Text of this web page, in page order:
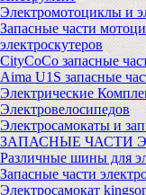
Электромотоциклы и
Запасные части
электроскутеров
CityCoCo запасные
Aima U1S запасные
Электрические
Электровелосипедов
Электросамокаты и
ЗАПАСНЫЕ ЧАСТИ
Различные шины для
Запасные части
Электросамокат